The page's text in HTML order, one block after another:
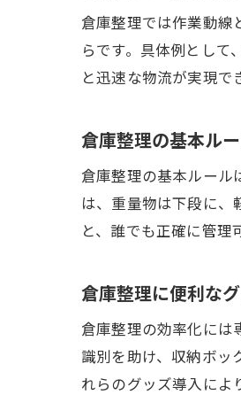
倉庫整理では作業動線
らです。具体例とし
と迅速な物流が実現で
倉庫整理の基本ル
倉庫整理の基本ルール
は、重量物は下段に、
と、誰でも正確に管理
倉庫整理に便利な
倉庫整理の効率化には
識別を助け、収納ボッ
れらのグッズ導入によ